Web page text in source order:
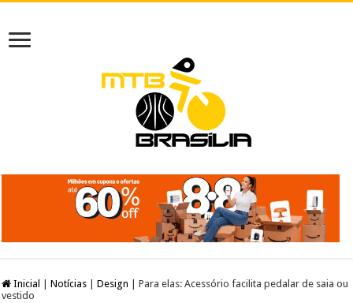
Inicial Notícias Design
Para elas: Acessório facilita pedalar de saia ou
vestido